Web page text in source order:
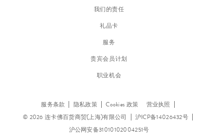
我们的责任
礼品卡
服务
贵宾会员计划
职业机会
服务条款 隐私政策 Cookies 政策
营业执照
© 2026 连卡佛百货商贸(上海)有限公司
沪ICP备14026432号
沪公网安备31010102004251号